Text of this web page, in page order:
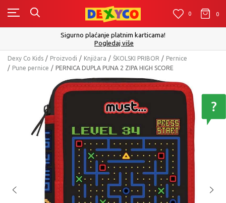
0 0
Sigurno plaćanje platnim karticama!
Pogledaj više
Dexy Co Kids Proizvodi Knjižara ŠKOLSKI PRIBOR
Pernice
Pune pernice
PERNICA DUPLA PUNA 2 ZIPA HIGH SCORE